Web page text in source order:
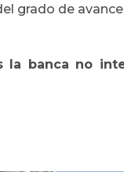
grado de
banca no